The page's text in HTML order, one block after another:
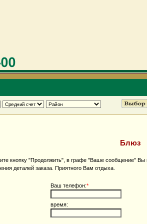
Блюз
кнопку "Продолжить", в графе "Ваше сообщение" Вы
деталей заказа. Приятного Вам отдыха.
Ваш телефон:*
время: